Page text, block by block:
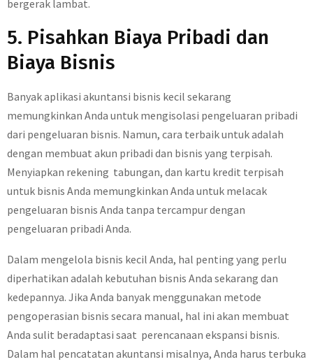
bergerak lambat.
5. Pisahkan Biaya Pribadi dan
Biaya Bisnis
Banyak aplikasi akuntansi bisnis kecil sekarang
memungkinkan Anda untuk mengisolasi pengeluaran pribadi
dari pengeluaran bisnis. Namun, cara terbaik untuk adalah
dengan membuat akun pribadi dan bisnis yang terpisah.
Menyiapkan rekening tabungan, dan kartu kredit terpisah
untuk bisnis Anda memungkinkan Anda untuk melacak
pengeluaran bisnis Anda tanpa tercampur dengan
pengeluaran pribadi Anda.
Dalam mengelola bisnis kecil Anda, hal penting yang perlu
diperhatikan adalah kebutuhan bisnis Anda sekarang dan
kedepannya. Jika Anda banyak menggunakan metode
pengoperasian bisnis secara manual, hal ini akan membuat
Anda sulit beradaptasi saat perencanaan ekspansi bisnis.
Dalam hal pencatatan akuntansi misalnya, Anda harus terbuka